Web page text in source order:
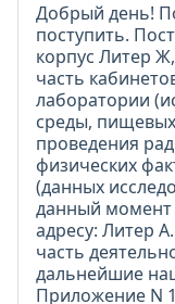
Добрый день!
поступить.
корпус Литер
часть
лаборатории
среды,
проведения
физических
(данных
данный момент
адресу: Литер
часть
дальнейшие
Приложение N